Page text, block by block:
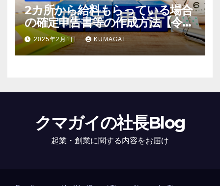
2カ所から給料もらっている場合
の確定申告書等の作成方法【令和
6年；2024年分】
2025年2月1日 KUMAGAI
クマガイの社長Blog
起業・創業に関する内容をお届け